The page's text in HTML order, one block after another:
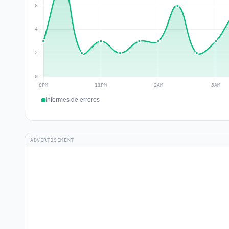
Informes de errores
ADVERTISEMENT